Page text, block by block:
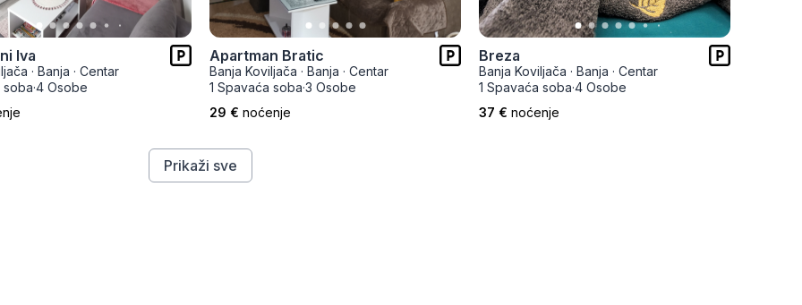
Iva
· Banja · Centar
soba·4 Osobe
Apartman Bratic
Banja Koviljača · Banja · Centar
1 Spavaća soba·3 Osobe
29 € noćenje
Breza
Banja Koviljača · Banja · Centar
1 Spavaća soba·4 Osobe
37 € noćenje
Prikaži sve